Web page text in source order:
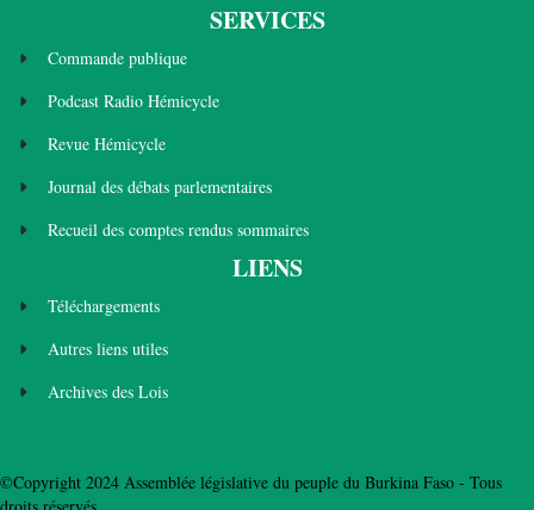
SERVICES
Commande publique
Podcast Radio Hémicycle
Revue Hémicycle
Journal des débats parlementaires
Recueil des comptes rendus sommaires
LIENS
Téléchargements
Autres liens utiles
Archives des Lois
©Copyright 2024 Assemblée législative du peuple du Burkina Faso - Tous